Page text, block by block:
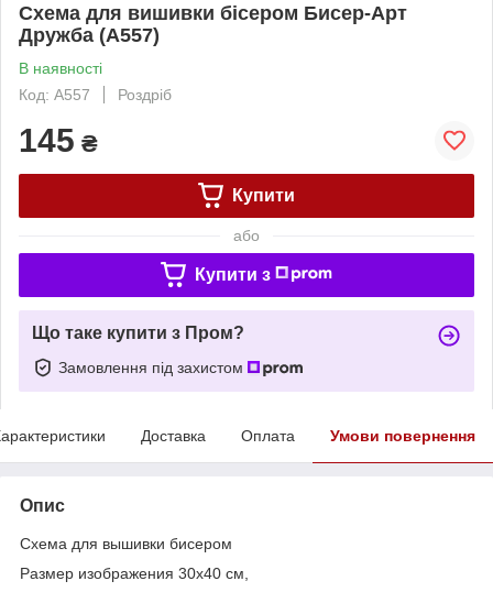
Схема для вишивки бісером Бисер-Арт
Дружба (А557)
В наявності
Код: А557
Роздріб
145 ₴
Купити
або
Купити з
Що таке купити з Пром?
Замовлення під захистом
Доставка Оплата Умови повернення
Опис
Схема для вышивки бисером
Размер изображения 30х40 см,